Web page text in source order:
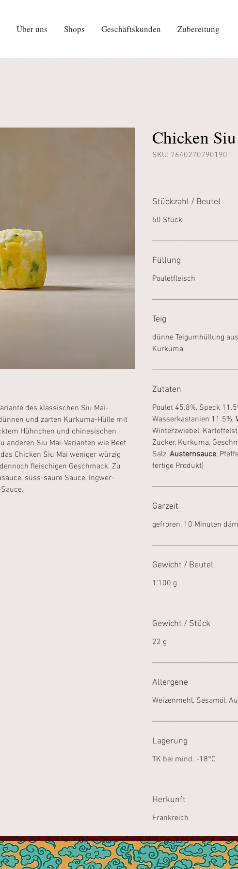
Über uns Shops Geschäftskunden Zubereitung
des klassischen Siu Mai-
und zarten Kurkuma-Hülle mit
Hühnchen und chinesischen
anderen Siu Mai-Varianten wie Beef
Chicken Siu Mai weniger würzig
fleischigen Geschmack. Zu
süss-saure Sauce, Ingwer-
Chicken
SKU: 7640270790190
Stückzahl / Beutel
50 Stück
Füllung
Pouletfleisch
Teig
dünne Teigumhüllung
Kurkuma
Zutaten
Poulet 45.8%, Speck
Wasserkastanien 11.5%,
Winterzwiebel,
Zucker, Kurkuma,
Salz, Austernsauce,
fertige Produkt)
Garzeit
gefroren, 10 Minuten
Gewicht / Beutel
1'100 g
Gewicht / Stück
22 g
Allergene
Weizenmehl, Sesamöl,
Lagerung
TK bei mind. -18°C
Herkunft
Frankreich